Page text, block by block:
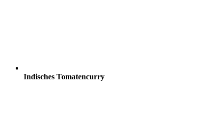
Indisches Tomatencurry